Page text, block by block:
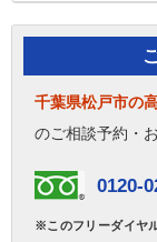
千葉県松戸市の
のご相談予約・
0120-
※このフリーダイヤ